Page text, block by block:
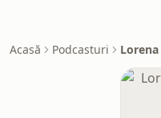
Acasă Podcasturi